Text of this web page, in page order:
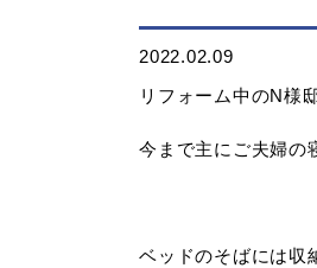
2022.02.09
リフォーム中のN様邸
今まで主にご夫婦の
ベッドのそばには収